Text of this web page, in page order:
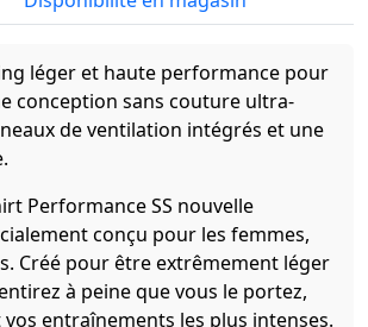
léger et haute performance pour
conception sans couture ultra-
de ventilation intégrés et une
Performance SS nouvelle
conçu pour les femmes,
Créé pour être extrêmement léger
à peine que vous le portez,
entraînements les plus intenses.